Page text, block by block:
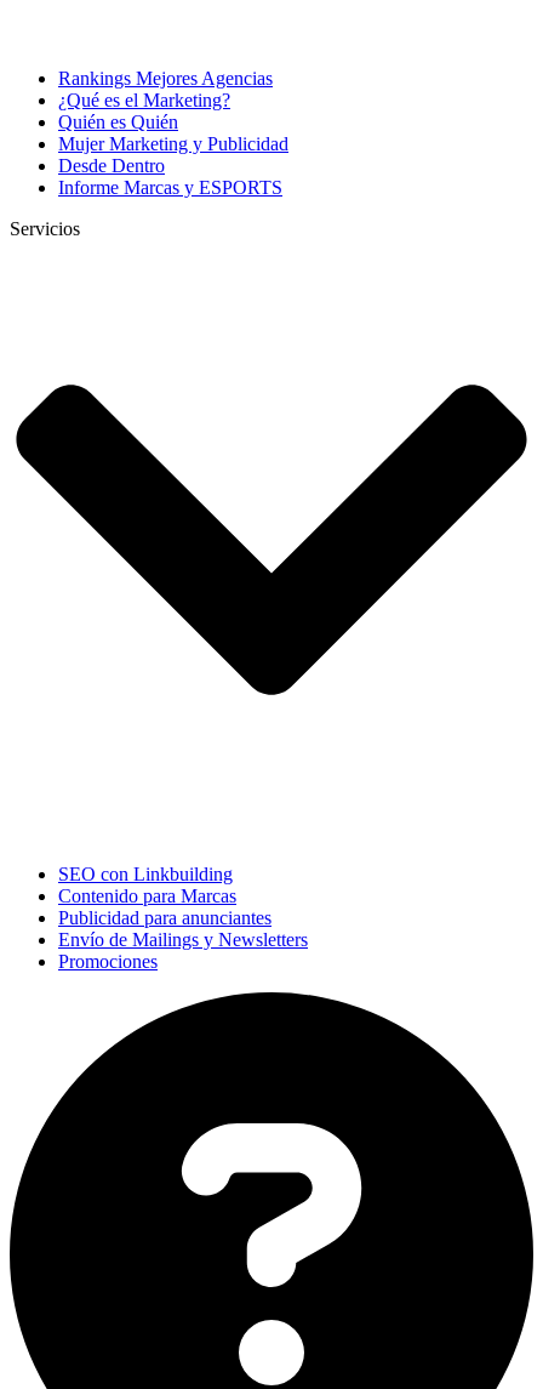
Rankings Mejores Agencias
¿Qué es el Marketing?
Quién es Quién
Mujer Marketing y Publicidad
Desde Dentro
Informe Marcas y ESPORTS
Servicios
SEO con Linkbuilding
Contenido para Marcas
Publicidad para anunciantes
Envío de Mailings y Newsletters
Promociones